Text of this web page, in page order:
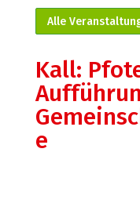
Alle
Kall:
e